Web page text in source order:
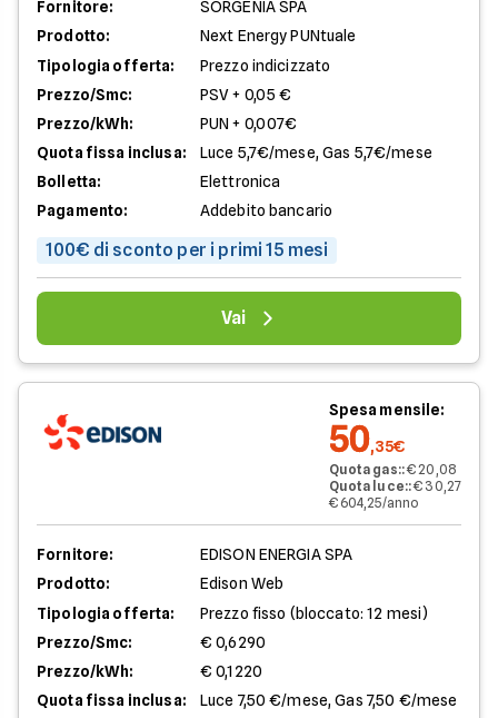
Fornitore:
SORGENIA SPA
Prodotto:
Next Energy PUNtuale
Tipologia offerta:
Prezzo indicizzato
Prezzo/Smc:
PSV + 0,05 €
Prezzo/kWh:
PUN + 0,007€
Quota fissa inclusa:
Luce 5,7€/mese, Gas 5,7€/mese
Bolletta:
Elettronica
Pagamento:
Addebito bancario
100€ di sconto per i primi 15 mesi
Vai
Spesa mensile:
50,35€
Quota gas::€ 20,08
Quota luce::€ 30,27
€ 604,25/anno
Fornitore:
EDISON ENERGIA SPA
Prodotto:
Edison Web
Tipologia offerta:
Prezzo fisso (bloccato: 12 mesi)
Prezzo/Smc:
€ 0,6290
Prezzo/kWh:
€ 0,1220
Quota fissa inclusa:
Luce 7,50 €/mese, Gas 7,50 €/mese